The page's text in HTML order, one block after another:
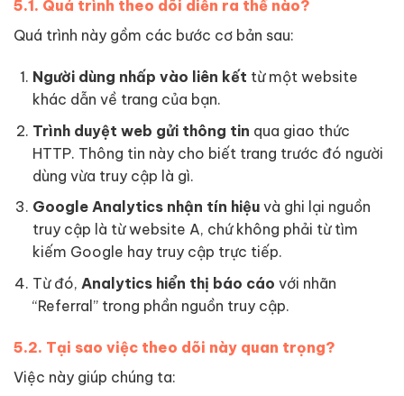
5.1. Quá trình theo dõi diễn ra thế nào?
Quá trình này gồm các bước cơ bản sau:
Người dùng nhấp vào liên kết từ một website
khác dẫn về trang của bạn.
Trình duyệt web gửi thông tin qua giao thức
HTTP. Thông tin này cho biết trang trước đó người
dùng vừa truy cập là gì.
Google Analytics nhận tín hiệuvà ghi lại nguồn
truy cập là từ website A, chứ không phải từ tìm
kiếm Google hay truy cập trực tiếp.
Từ đó, Analytics hiển thị báo cáo với nhãn
“Referral” trong phần nguồn truy cập.
5.2. Tại sao việc theo dõi này quan trọng?
Việc này giúp chúng ta: